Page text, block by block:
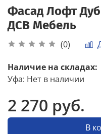
Фасад Лофт
ДСВ Мебель
(0)
Наличие на складах:
Уфа: Нет в наличии
2 270 руб.
В